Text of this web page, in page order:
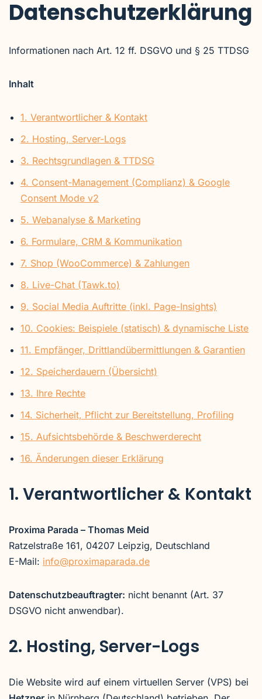
Inhalt
Datenschutzerklärung
Informationen nach Art. 12 ff. DSGVO und § 25 TTDSG
Inhalt
1. Verantwortlicher & Kontakt
2. Hosting, Server-Logs
3. Rechtsgrundlagen & TTDSG
4. Consent-Management (Complianz) & Google
Consent Mode v2
5. Webanalyse & Marketing
6. Formulare, CRM & Kommunikation
7. Shop (WooCommerce) & Zahlungen
8. Live-Chat (Tawk.to)
9. Social Media Auftritte (inkl. Page-Insights)
10. Cookies: Beispiele (statisch) & dynamische Liste
11. Empfänger, Drittlandübermittlungen & Garantien
12. Speicherdauern (Übersicht)
13. Ihre Rechte
14. Sicherheit, Pflicht zur Bereitstellung, Profiling
15. Aufsichtsbehörde & Beschwerderecht
16. Änderungen dieser Erklärung
1. Verantwortlicher & Kontakt
Proxima Parada – Thomas Meid
Ratzelstraße 161, 04207 Leipzig, Deutschland
E-Mail: info@proximaparada.de
Datenschutzbeauftragter: nicht benannt (Art. 37
DSGVO nicht anwendbar).
2. Hosting, Server-Logs
Die Website wird auf einem virtuellen Server (VPS) bei